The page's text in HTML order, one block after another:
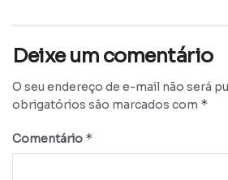
Deixe um comentário
O seu endereço de e-mail não será
obrigatórios são marcados com *
Comentário *